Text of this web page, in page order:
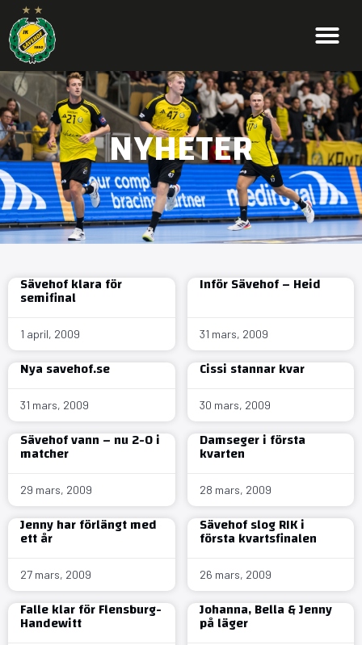
NYHETER
Sävehof klara för
semifinal
1 april, 2009
Inför Sävehof – Heid
31 mars, 2009
Nya savehof.se
31 mars, 2009
Cissi stannar kvar
30 mars, 2009
Sävehof vann – nu 2-0 i
matcher
29 mars, 2009
Damseger i första
kvarten
28 mars, 2009
Jenny har förlängt med
ett år
27 mars, 2009
Sävehof slog RIK i
första kvartsfinalen
26 mars, 2009
Falle klar för Flensburg-
Handewitt
Johanna, Bella & Jenny
på läger